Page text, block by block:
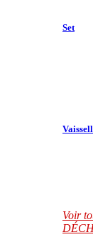
Set
Voir